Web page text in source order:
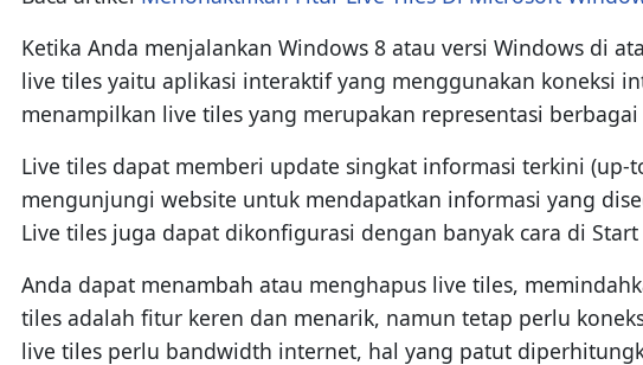
Ketika Anda menjalankan Windows 8 atau versi Windows di
live tiles yaitu aplikasi interaktif yang menggunakan koneksi
menampilkan live tiles yang merupakan representasi
Live tiles dapat memberi update singkat informasi terkini
mengunjungi website untuk mendapatkan informasi yang
Live tiles juga dapat dikonfigurasi dengan banyak cara di Start
Anda dapat menambah atau menghapus live tiles,
tiles adalah fitur keren dan menarik, namun tetap perlu
live tiles perlu bandwidth internet, hal yang patut